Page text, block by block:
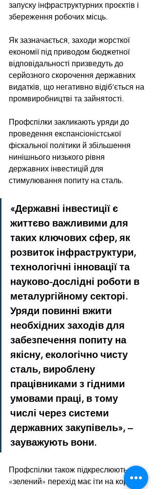
запуску інфраструктурних проєктів і
збереження робочих місць.
Як зазначається, заходи жорсткої
економії під приводом бюджетної
відповідальності призведуть до
серйозного скорочення державних
видатків, що негативно відіб’ється на
промвиробництві та зайнятості.
Профспілки закликають уряди до
проведення експансіоністської
фіскальної політики й збільшення
нинішнього низького рівня
державних інвестицій для
стимулювання попиту на сталь.
«Державні інвестиції є
життєво важливими для
таких ключових сфер, як
розвиток інфраструктури,
технологічні інновації та
науково-дослідні роботи в
металургійному секторі.
Уряди повинні вжити
необхідних заходів для
забезпечення попиту на
якісну, екологічно чисту
сталь, вироблену
працівниками з гідними
умовами праці, в тому
числі через системи
державних закупівель», –
зауважують вони.
Профспілки також підкреслюють, що
«зелений» перехід має іти на користь